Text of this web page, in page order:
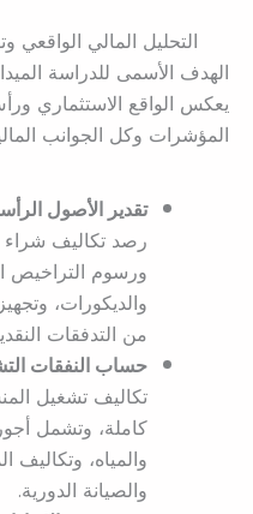
التحليل المالي الواقعي
الهدف الأسمى للدراسة
يعكس الواقع الاستثماري
المؤشرات وكل الجوانب
تقدير الأصول
رصد تكاليف شراء
ورسوم التراخيص
والديكورات،
من التدفقات
حساب النفقات
تكاليف تشغيل
كاملة، وتشمل
والمياه، وتكاليف
والصيانة الدورية.